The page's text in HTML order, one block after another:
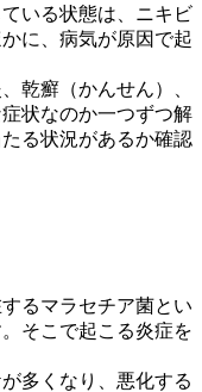
いる状態は、ニキビ
に、病気が原因で起
乾癬（かんせん）、
状なのか一つずつ解
る状況があるか確認
るマラセチア菌とい
そこで起こる炎症を
多くなり、悪化する